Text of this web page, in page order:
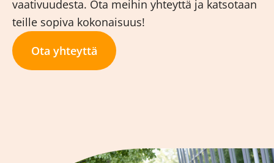
vaativuudesta. Ota meihin yhteyttä ja katsotaan
teille sopiva kokonaisuus!
Ota yhteyttä